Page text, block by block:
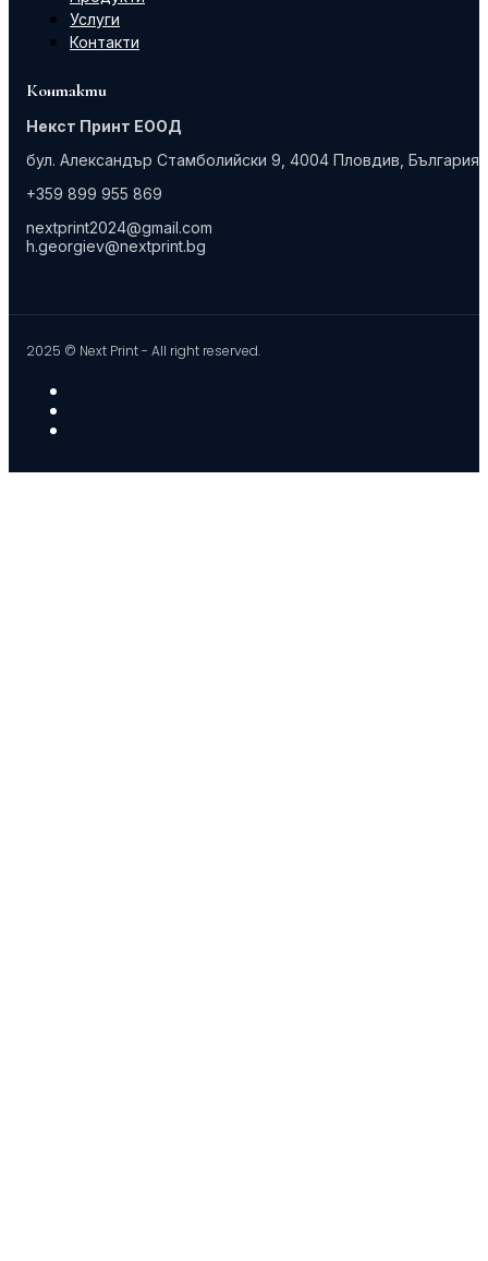
Услуги
Контакти
Контакти
Некст Принт ЕООД
бул. Александър Стамболийски 9, 4004 Пловдив, България
+359 899 955 869
nextprint2024@gmail.com
h.georgiev@nextprint.bg
2025 © Next Print - All right reserved.